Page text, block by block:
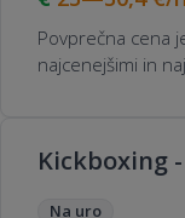
Povprečna cena
najcenejšimi in
Kickboxing
Na uro